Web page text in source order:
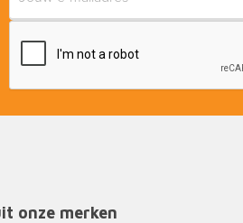
onze merken